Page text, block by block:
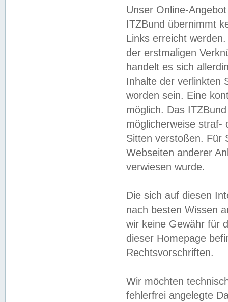
Unser Online-
ITZBund übernimmt
Links erreicht
der erstmaligen
handelt es sich
Inhalte der verlinkten
worden sein. Eine
möglich. Das
möglicherweise straf-
Sitten verstoßen. Für
Webseiten anderer
verwiesen wurde.
Die sich auf diesen
nach besten Wissen
wir keine Gewähr für
dieser Homepage
Rechtsvorschriften.
Wir möchten
fehlerfrei angelegte